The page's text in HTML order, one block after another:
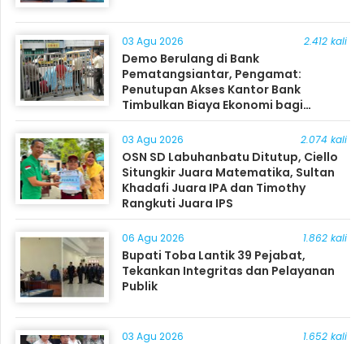
03 Agu 2026 2.412 kali
Demo Berulang di Bank
Pematangsiantar, Pengamat:
Penutupan Akses Kantor Bank
Timbulkan Biaya Ekonomi bagi
Masyarakat
03 Agu 2026 2.074 kali
OSN SD Labuhanbatu Ditutup, Ciello
Situngkir Juara Matematika, Sultan
Khadafi Juara IPA dan Timothy
Rangkuti Juara IPS
06 Agu 2026 1.862 kali
Bupati Toba Lantik 39 Pejabat,
Tekankan Integritas dan Pelayanan
Publik
03 Agu 2026 1.652 kali